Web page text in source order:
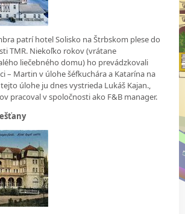
patrí hotel Solisko na Štrbskom plese do
TMR. Niekoľko rokov (vrátane
liečebného domu) ho prevádzkovali
– Martin v úlohe šéfkuchára a Katarína na
úlohe ju dnes vystrieda Lukáš Kajan.,
pracoval v spoločnosti ako F&B manager.